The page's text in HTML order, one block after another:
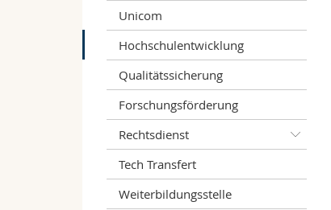
Unicom
Hochschulentwicklung
Qualitätssicherung
Forschungsförderung
Rechtsdienst
Tech Transfert
Weiterbildungsstelle